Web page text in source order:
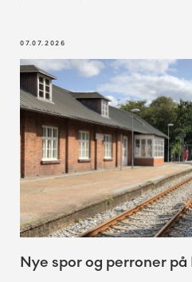
07.07.2026
Nye spor og perroner på